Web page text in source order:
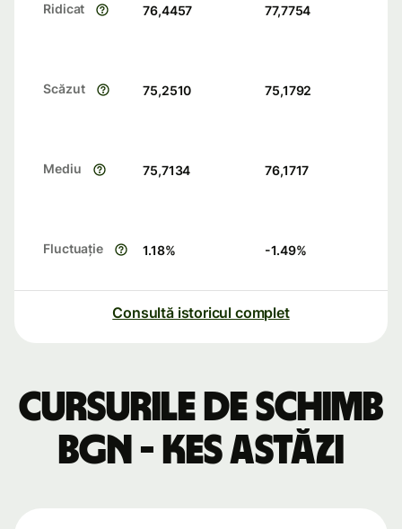
Ridicat 76,4457 77,7754
Scăzut 75,2510 75,1792
Mediu 75,7134 76,1717
Fluctuație 1.18% -1.49%
Consultă istoricul complet
Cursurile de schimb
BGN - KES astăzi